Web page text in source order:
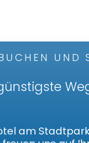
UND
am